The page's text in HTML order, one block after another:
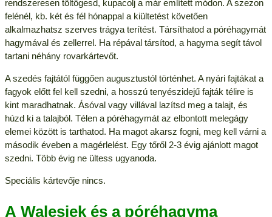
rendszeresen töltögesd, kupacolj a már említett módon. A szezon
felénél, kb. két és fél hónappal a kiültetést követően
alkalmazhatsz szerves trágya terítést. Társíthatod a póréhagymát
hagymával és zellerrel. Ha répával társítod, a hagyma segít távol
tartani néhány rovarkártevőt.
A szedés fajtától függően augusztustól történhet. A nyári fajtákat a
fagyok előtt fel kell szedni, a hosszú tenyészidejű fajták télire is
kint maradhatnak. Ásóval vagy villával lazítsd meg a talajt, és
húzd ki a talajból. Télen a póréhagymát az elbontott melegágy
elemei között is tarthatod. Ha magot akarsz fogni, meg kell várni a
második éveben a magérlelést. Egy tőről 2-3 évig ajánlott magot
szedni. Több évig ne ültess ugyanoda.
Speciális kártevője nincs.
A Walesiek és a póréhagyma